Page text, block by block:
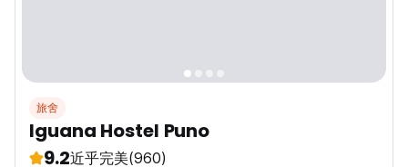
旅舍
Iguana Hostel Puno
9.2近乎完美(960)